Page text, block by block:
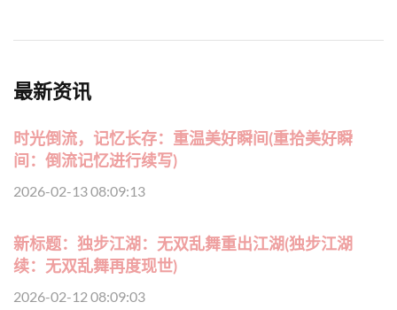
最新资讯
时光倒流，记忆长存：重温美好瞬间(重拾美好瞬
间：倒流记忆进行续写)
2026-02-13 08:09:13
新标题：独步江湖：无双乱舞重出江湖(独步江湖
续：无双乱舞再度现世)
2026-02-12 08:09:03